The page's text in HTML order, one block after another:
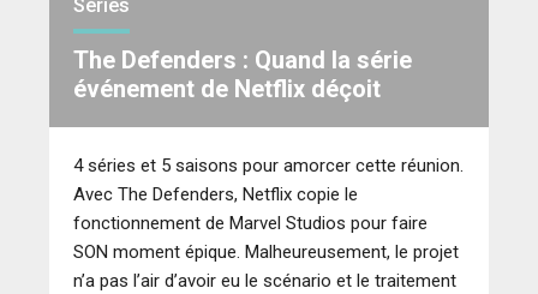
Séries
The Defenders : Quand la série
événement de Netflix déçoit
4 séries et 5 saisons pour amorcer cette réunion.
Avec The Defenders, Netflix copie le
fonctionnement de Marvel Studios pour faire
SON moment épique. Malheureusement, le projet
n’a pas l’air d’avoir eu le scénario et le traitement